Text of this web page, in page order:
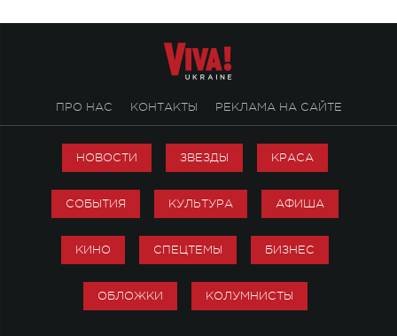
ПРО НАС КОНТАКТЫ РЕКЛАМА НА САЙТЕ
НОВОСТИ ЗВЕЗДЫ КРАСА
СОБЫТИЯ КУЛЬТУРА АФИША
КИНО СПЕЦТЕМЫ БИЗНЕС
ОБЛОЖКИ КОЛУМНИСТЫ